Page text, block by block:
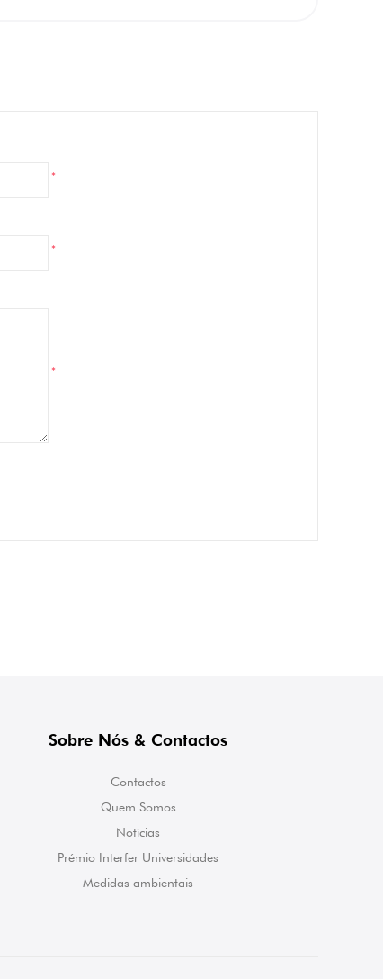
*
*
*
Sobre Nós & Contactos
Contactos
Quem Somos
Notícias
Prémio Interfer Universidades
Medidas ambientais